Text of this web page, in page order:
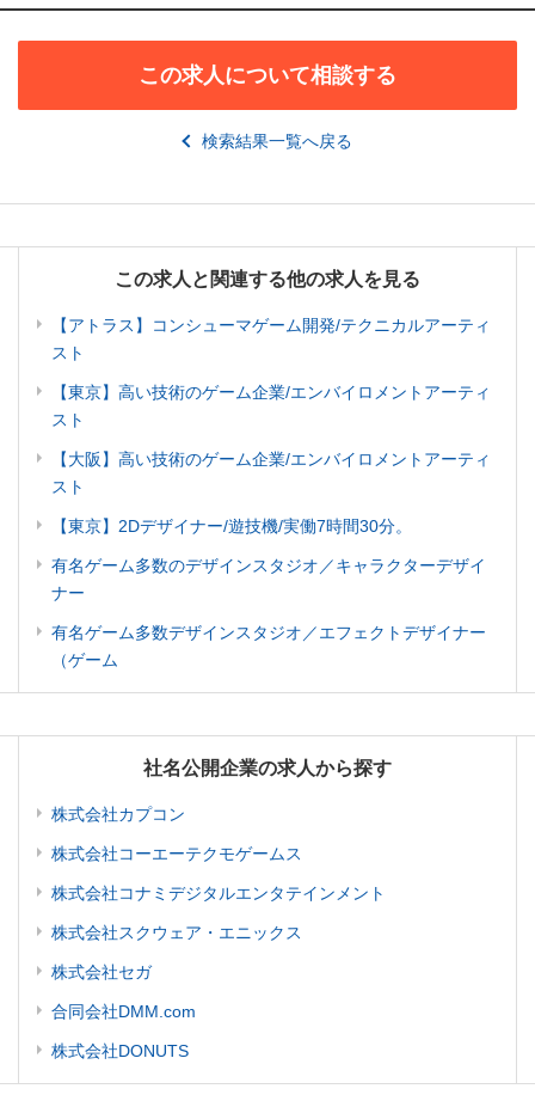
この求人について相談する
検索結果一覧へ戻る
この求人と関連する他の求人を見る
【アトラス】コンシューマゲーム開発/テクニカルアーティ
スト
【東京】高い技術のゲーム企業/エンバイロメントアーティ
スト
【大阪】高い技術のゲーム企業/エンバイロメントアーティ
スト
【東京】2Dデザイナー/遊技機/実働7時間30分。
有名ゲーム多数のデザインスタジオ／キャラクターデザイ
ナー
有名ゲーム多数デザインスタジオ／エフェクトデザイナー
（ゲーム
社名公開企業の求人から探す
株式会社カプコン
株式会社コーエーテクモゲームス
株式会社コナミデジタルエンタテインメント
株式会社スクウェア・エニックス
株式会社セガ
合同会社DMM.com
株式会社DONUTS